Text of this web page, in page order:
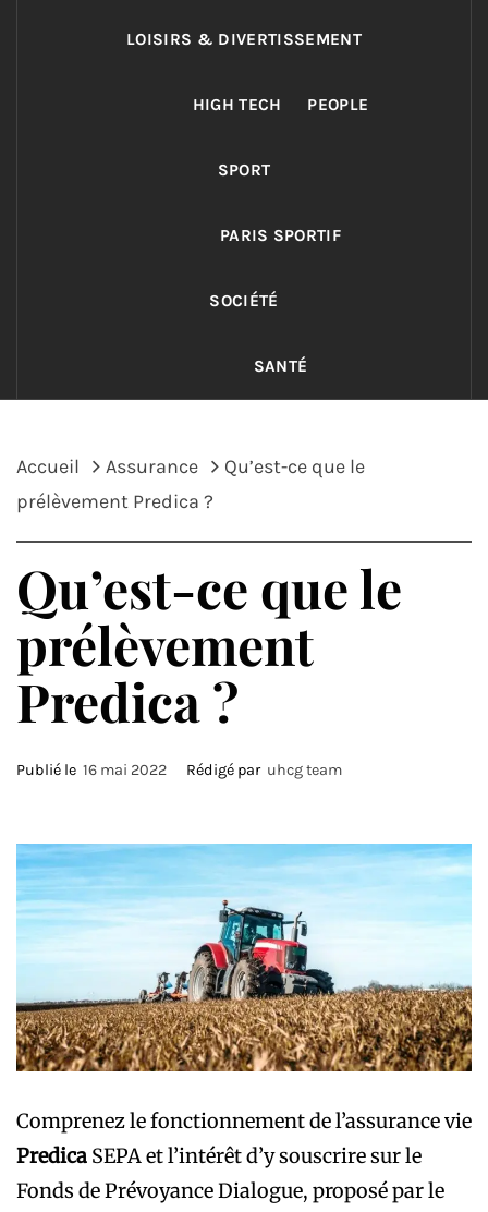
LOISIRS & DIVERTISSEMENT
HIGH TECH PEOPLE
SPORT
PARIS SPORTIF
SOCIÉTÉ
SANTÉ
Accueil Assurance
Qu’est-ce que le
prélèvement Predica ?
Qu’est-ce que le
prélèvement
Predica ?
Publié le 16 mai 2022 Rédigé par uhcg team
Comprenez le fonctionnement de l’assurance vie
Predica SEPA et l’intérêt d’y souscrire sur le
Fonds de Prévoyance Dialogue, proposé par le